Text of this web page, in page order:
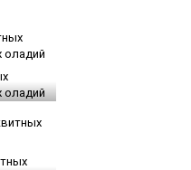
оладий